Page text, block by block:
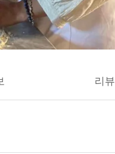
리뷰